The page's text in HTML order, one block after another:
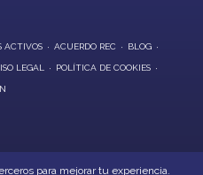
ACTIVOS ACUERDO REC BLOG
LEGAL POLÍTICA DE COOKIES
para mejorar tu experiencia.